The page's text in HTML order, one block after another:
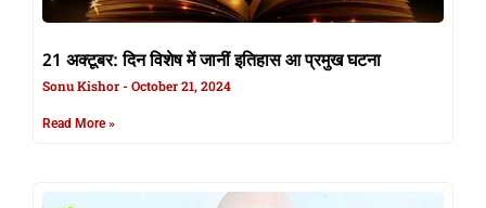
21 अक्टूबर: दिन विशेष में जानीं इतिहास आ प्रमुख घटना
Sonu Kishor October 21, 2024
Read More »